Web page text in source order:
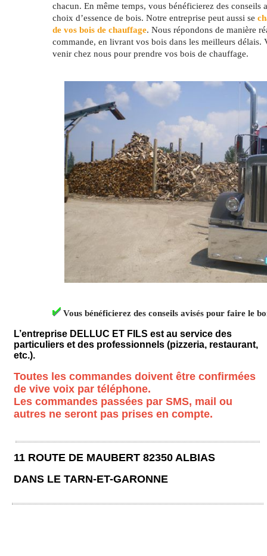
chacun. En même temps, vous bénéficierez des conseils
choix d’essence de bois. Notre entreprise peut aussi se
de vos bois de chauffage. Nous répondons de manière
commande, en livrant vos bois dans les meilleurs délais.
venir chez nous pour prendre vos bois de chauffage.
Vous bénéficierez des conseils avisés pour faire le
L’entreprise DELLUC ET FILS est au service des
particuliers et des professionnels (pizzeria, restaurant,
etc.).
Toutes les commandes doivent être confirmées
de vive voix par téléphone.
Les commandes passées par SMS, mail ou
autres ne seront pas prises en compte.
11 ROUTE DE MAUBERT 82350 ALBIAS
DANS LE TARN-ET-GARONNE